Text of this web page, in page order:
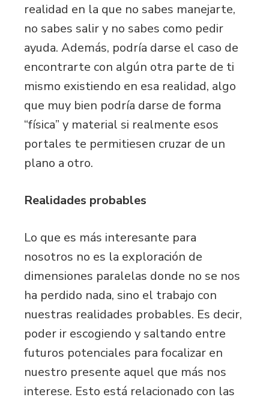
realidad en la que no sabes manejarte,
no sabes salir y no sabes como pedir
ayuda. Además, podría darse el caso de
encontrarte con algún otra parte de ti
mismo existiendo en esa realidad, algo
que muy bien podría darse de forma
“física” y material si realmente esos
portales te permitiesen cruzar de un
plano a otro.
Realidades probables
Lo que es más interesante para
nosotros no es la exploración de
dimensiones paralelas donde no se nos
ha perdido nada, sino el trabajo con
nuestras realidades probables. Es decir,
poder ir escogiendo y saltando entre
futuros potenciales para focalizar en
nuestro presente aquel que más nos
interese. Esto está relacionado con las